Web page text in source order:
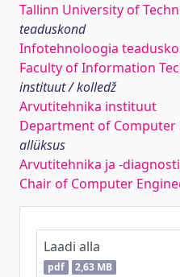
Tallinn University of
teaduskond
Infotehnoloogia
Faculty of Information
instituut / kolledž
Arvutitehnika instituut
Department of Computer
allüksus
Arvutitehnika ja -
Chair of Computer
Laadi alla
pdf 2,63 MB